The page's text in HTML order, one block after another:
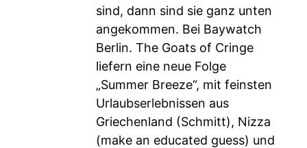
sind, dann sind sie ganz unten
angekommen. Bei Baywatch
Berlin. The Goats of Cringe
liefern eine neue Folge
„Summer Breeze“, mit feinsten
Urlaubserlebnissen aus
Griechenland (Schmitt), Nizza
(make an educated guess) und